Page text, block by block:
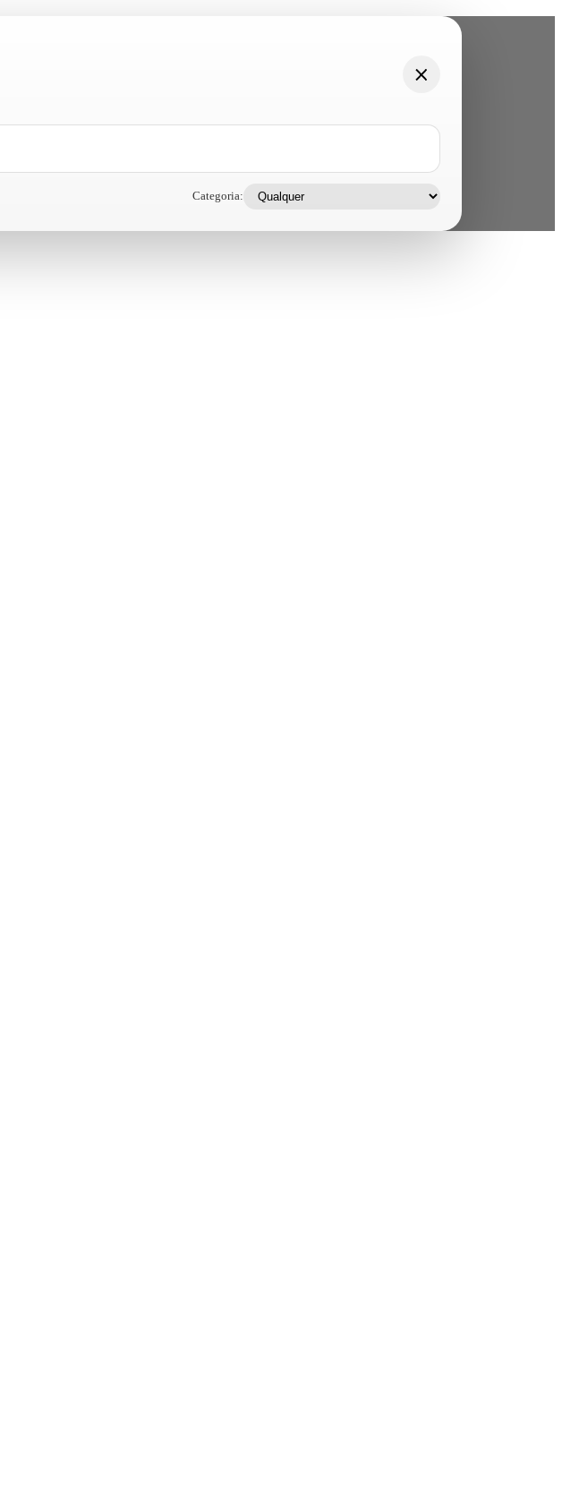
Categoria: